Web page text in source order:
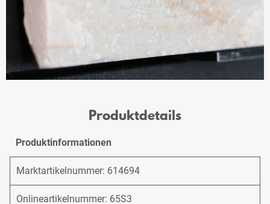
Produktdetails
Produktinformationen
Marktartikelnummer: 614694
Onlineartikelnummer: 65S3